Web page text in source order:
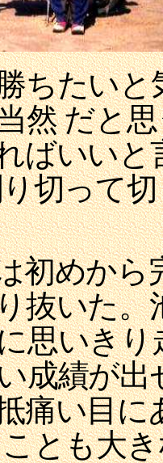
ちたい
然 だと
ばいい
切って
初めから
抜いた。
思いき
成績が出
痛い目に
とも大